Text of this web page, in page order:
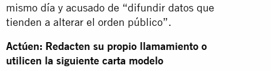
mismo día y acusado de “difundir datos que
tienden a alterar el orden público”.
Actúen: Redacten su propio llamamiento o
utilicen la siguiente carta modelo